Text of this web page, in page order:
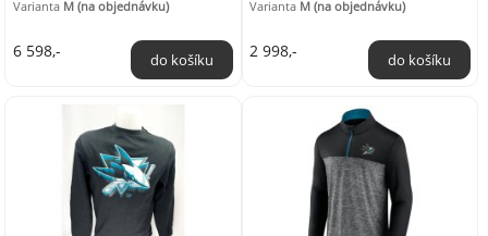
Varianta M (na objednávku)
6 598,-
Varianta M (na objednávku)
2 998,-